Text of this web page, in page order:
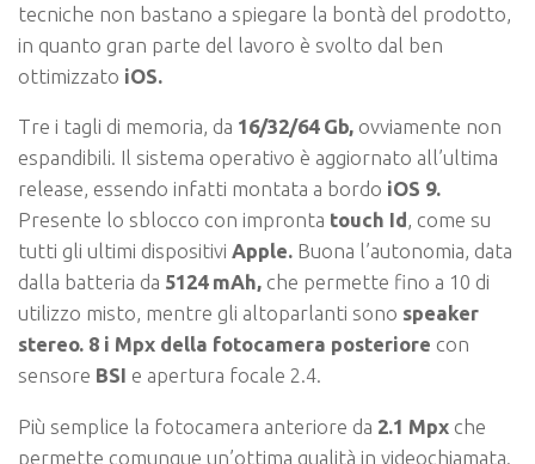
tecniche non bastano a spiegare la bontà del prodotto,
in quanto gran parte del lavoro è svolto dal ben
ottimizzato iOS.
Tre i tagli di memoria, da 16/32/64 Gb, ovviamente non
espandibili. Il sistema operativo è aggiornato all’ultima
release, essendo infatti montata a bordo iOS 9.
Presente lo sblocco con impronta touch Id, come su
tutti gli ultimi dispositivi Apple. Buona l’autonomia, data
dalla batteria da 5124 mAh, che permette fino a 10 di
utilizzo misto, mentre gli altoparlanti sono speaker
stereo. 8 i Mpx della fotocamera posteriore con
sensore BSI e apertura focale 2.4.
Più semplice la fotocamera anteriore da 2.1 Mpx che
permette comunque un’ottima qualità in videochiamata.